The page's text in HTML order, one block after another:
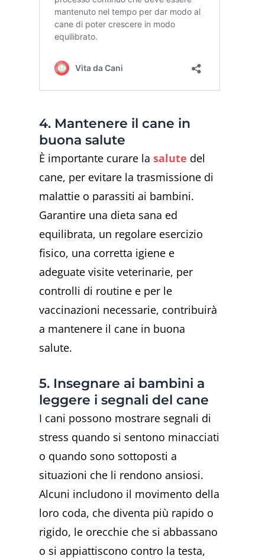
4. Mantenere il cane in
buona salute
È importante curare lasalute del
cane, per evitare la trasmissione di
malattie o parassiti ai bambini.
Garantire una dieta sana ed
equilibrata, un regolare esercizio
fisico, una corretta igiene e
adeguate visite veterinarie, per
controlli di routine e per le
vaccinazioni necessarie, contribuirà
a mantenere il cane in buona
salute.
5. Insegnare ai bambini a
leggere i segnali del cane
I cani possono mostrare segnali di
stress quando si sentono minacciati
o quando sono sottoposti a
situazioni che li rendono ansiosi.
Alcuni includono il movimento della
loro coda, che diventa più rapido o
rigido, le orecchie che si abbassano
o si appiattiscono contro la testa,